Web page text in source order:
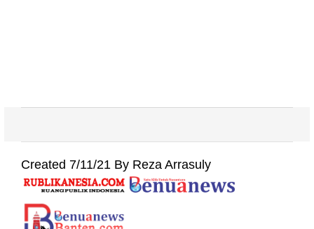
Created 7/11/21 By Reza Arrasuly